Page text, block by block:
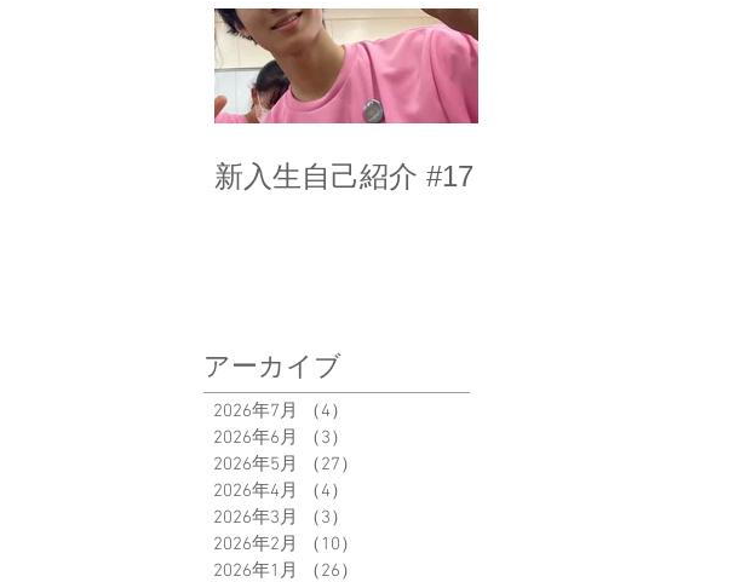
新入生自己紹介 #17
アーカイブ
2026年7月 （4）
2026年6月
（3）
2026年5月
（27）
2026年4月
（4）
2026年3月
（3）
2026年2月
（10）
2026年1月
（26）